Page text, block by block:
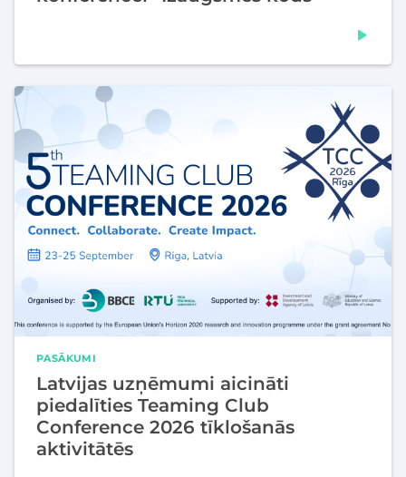
PASĀKUMI
Latvijas uzņēmumi aicināti
piedalīties Teaming Club
Conference 2026 tīklošanās
aktivitātēs